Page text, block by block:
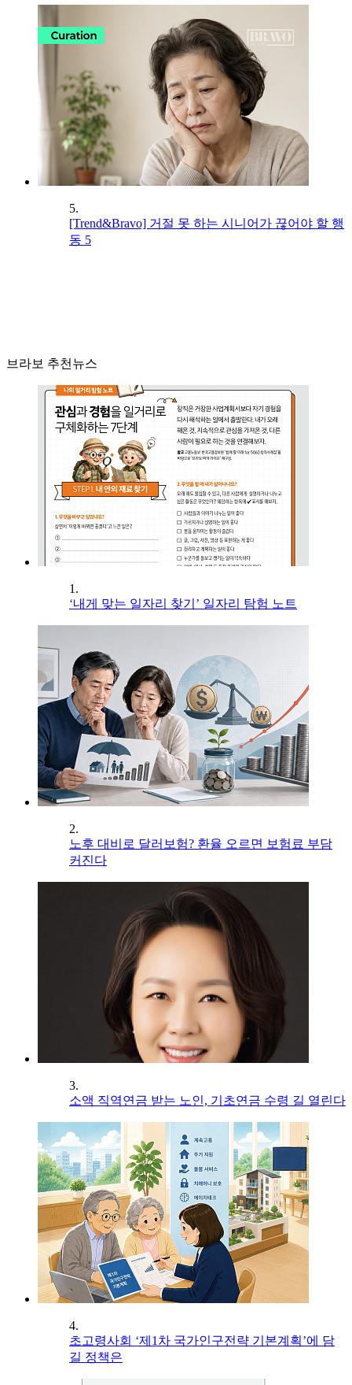
5.
[Trend&Bravo] 거절 못 하는 시니어가 끊어야 할 행
동 5
브라보 추천뉴스
1.
‘내게 맞는 일자리 찾기’ 일자리 탐험 노트
2.
노후 대비로 달러보험? 환율 오르면 보험료 부담
커진다
3.
소액 직역연금 받는 노인, 기초연금 수령 길 열린다
4.
초고령사회 ‘제1차 국가인구전략 기본계획’에 담
길 정책은